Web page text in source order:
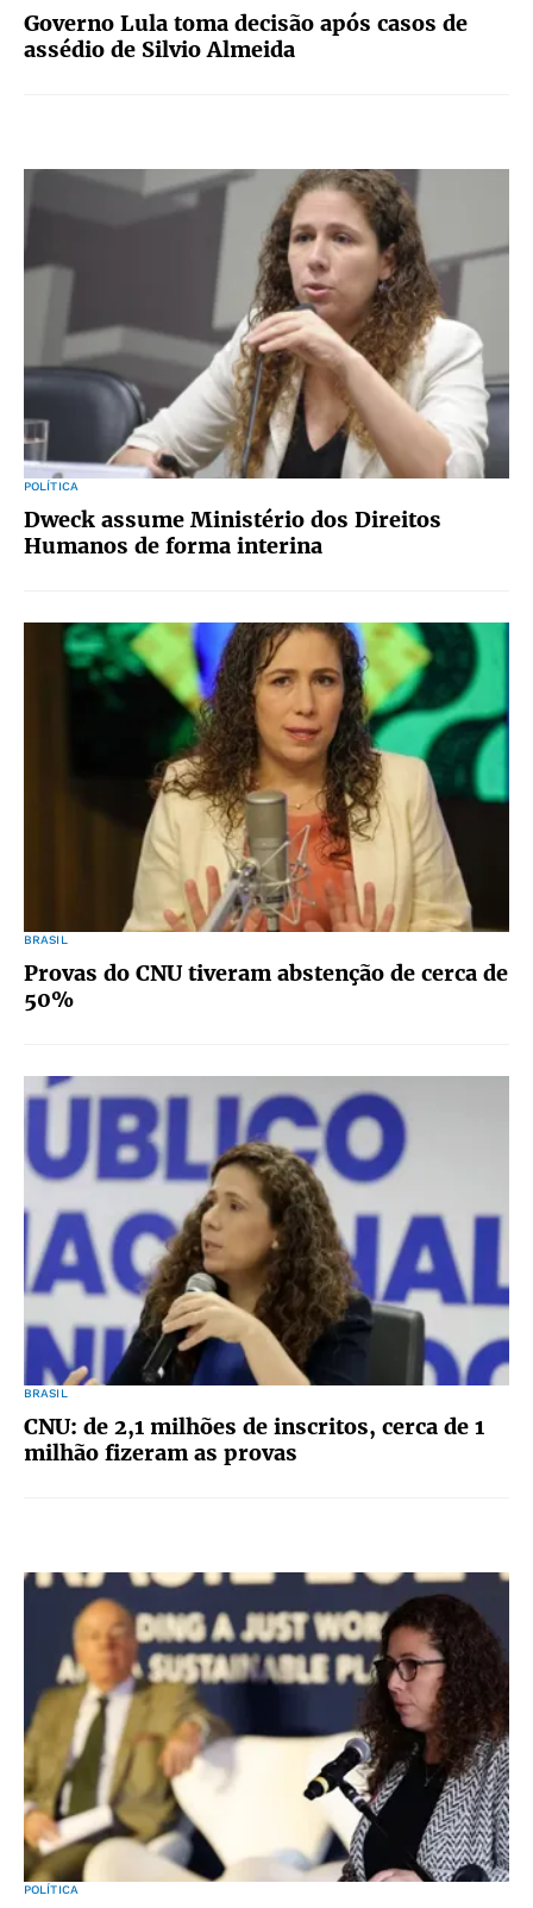
Governo Lula toma decisão após casos de
assédio de Silvio Almeida
POLÍTICA
Dweck assume Ministério dos Direitos
Humanos de forma interina
BRASIL
Provas do CNU tiveram abstenção de cerca de
50%
BRASIL
CNU: de 2,1 milhões de inscritos, cerca de 1
milhão fizeram as provas
POLÍTICA